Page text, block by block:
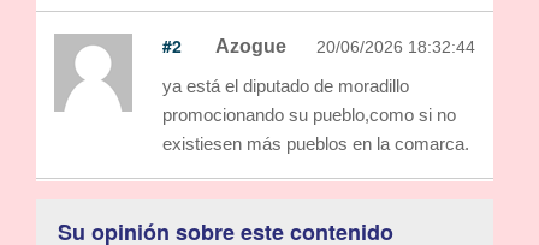
#2 Azogue 20/06/2026 18:32:44
ya está el diputado de moradillo
promocionando su pueblo,como si no
existiesen más pueblos en la comarca.
Su opinión sobre este contenido